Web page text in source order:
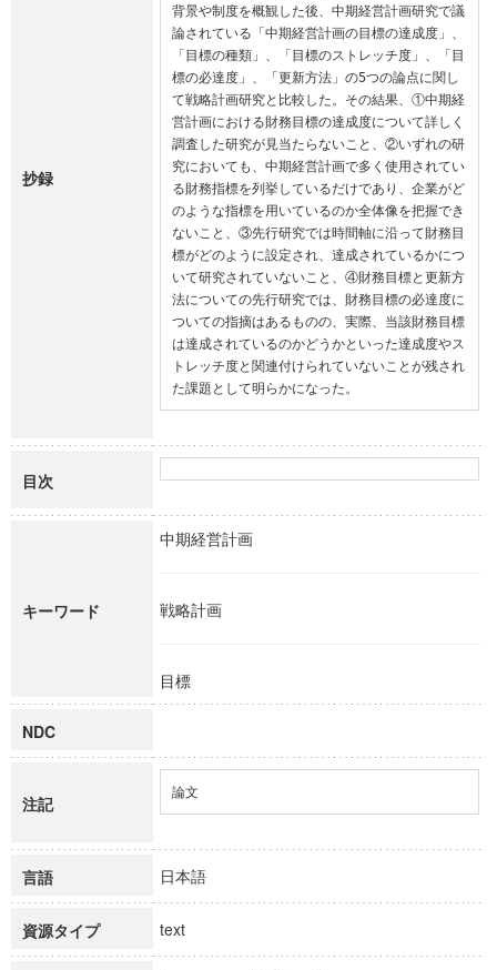
抄録
背景や制度を概観した後、中期経営計画研究で議
論されている「中期経営計画の目標の達成度」、
「目標の種類」、「目標のストレッチ度」、「目
標の必達度」、「更新方法」の5つの論点に関し
て戦略計画研究と比較した。その結果、①中期経
営計画における財務目標の達成度について詳しく
調査した研究が見当たらないこと、②いずれの研
究においても、中期経営計画で多く使用されてい
る財務指標を列挙しているだけであり、企業がど
のような指標を用いているのか全体像を把握でき
ないこと、③先行研究では時間軸に沿って財務目
標がどのように設定され、達成されているかにつ
いて研究されていないこと、④財務目標と更新方
法についての先行研究では、財務目標の必達度に
ついての指摘はあるものの、実際、当該財務目標
は達成されているのかどうかといった達成度やス
トレッチ度と関連付けられていないことが残され
た課題として明らかになった。
目次
キーワード
中期経営計画
戦略計画
目標
NDC
注記
論文
言語 日本語
資源タイプ text